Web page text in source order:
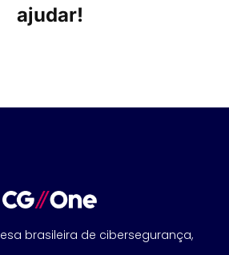
ajudar!
brasileira de cibersegurança,